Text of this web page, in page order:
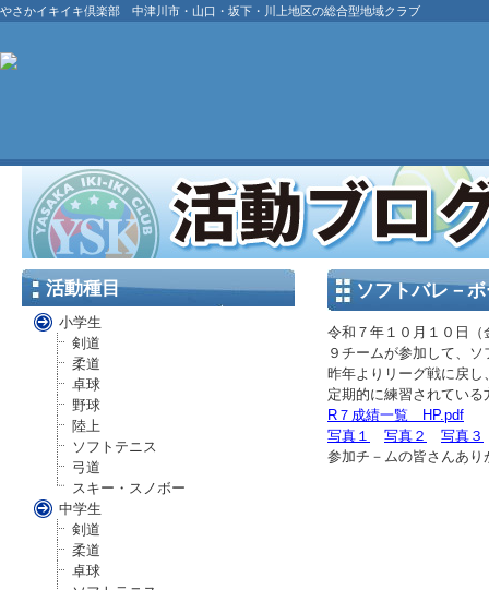
やさかイキイキ倶楽部 中津川市・山口・坂下・川上地区の総合型地域クラブ
活動種目
小学生
剣道
柔道
卓球
野球
陸上
ソフトテニス
弓道
スキー・スノボー
中学生
剣道
柔道
卓球
ソフトバレ－
令和７年１０月１０日
９チームが参加して、
昨年よりリーグ戦に戻
定期的に練習されてい
R７成績一覧 HP.pdf
写真１
写真２
写真３
参加チ－ムの皆さんあ